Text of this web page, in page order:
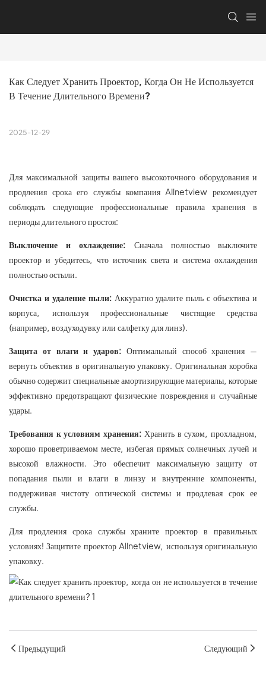
Как Следует Хранить Проектор, Когда Он Не Используется
В Течение Длительного Времени?
2025-12-29
Для максимальной защиты вашего высокоточного оборудования и
продления срока его службы компания Allnetview рекомендует
соблюдать следующие профессиональные правила хранения в
периоды длительного простоя:
Выключение и охлаждение: Сначала полностью выключите
проектор и убедитесь, что источник света и система охлаждения
полностью остыли.
Очистка и удаление пыли:Аккуратно удалите пыль с объектива и
корпуса, используя профессиональные чистящие средства
(например, воздуходувку или салфетку для линз).
Защита от влаги и ударов: Оптимальный способ хранения —
вернуть объектив в оригинальную упаковку. Оригинальная коробка
обычно содержит специальные амортизирующие материалы, которые
эффективно предотвращают физические повреждения и случайные
удары.
Требования к условиям хранения: Хранить в сухом, прохладном,
хорошо проветриваемом месте, избегая прямых солнечных лучей и
высокой влажности. Это обеспечит максимальную защиту от
попадания пыли и влаги в линзу и внутренние компоненты,
поддерживая чистоту оптической системы и продлевая срок ее
службы.
Для продления срока службы храните проектор в правильных
условиях! Защитите проектор Allnetview, используя оригинальную
упаковку.
Предыдущий Следующий